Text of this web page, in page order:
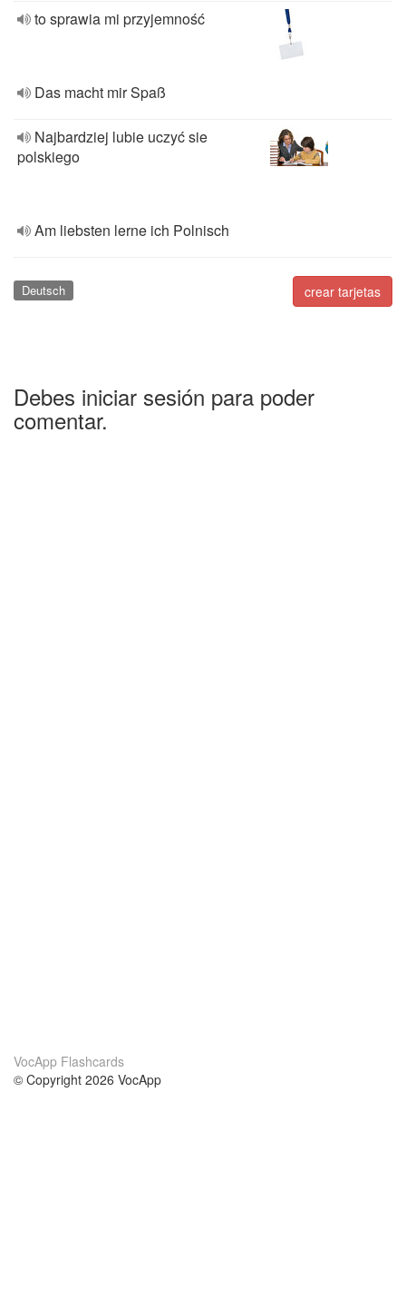
to sprawia mi przyjemność
Das macht mir Spaß
Najbardziej lubie uczyć sie
polskiego
Am liebsten lerne ich Polnisch
crear tarjetas
Deutsch
Debes iniciar sesión para poder
comentar.
VocApp Flashcards
© Copyright 2026 VocApp